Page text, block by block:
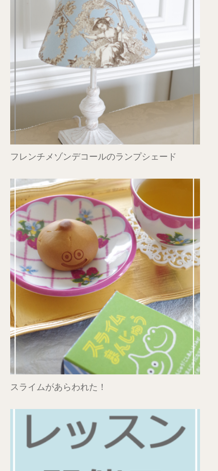
フレンチメゾンデコールのランプシェード
スライムがあらわれた！